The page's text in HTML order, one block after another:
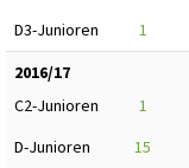
D3-Junioren
1
2016/17
C2-Junioren
1
D-Junioren
15